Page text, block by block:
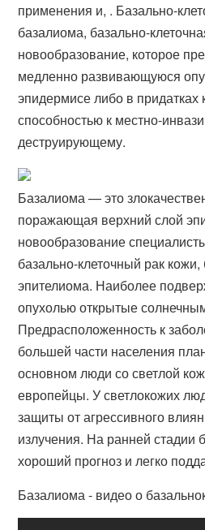
применения и, . Базально-
базалиома, базально-
новообразование, которое
медленно развивающуюся
эпидермисе либо в
способ­ностью к местно-
деструирующему.
Базалиома — это
поражающая верхний слой
новообразование
базально-клеточный рак кожи,
эпителиома. Наиболее
опухолью открытые
Предрасположенность к
большей части населения
основном люди со светлой
европейцы. У светлокожих
защиты от агрессивного
излучения. На ранней стадии
хороший прогноз и легко
Базалиома - видео о